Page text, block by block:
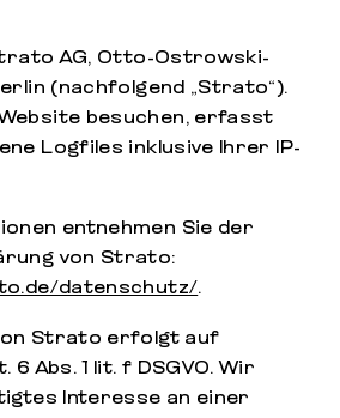
AG, Otto-Ostrowski-
(nachfolgend „Strato“).
besuchen, erfasst
Logfiles inklusive Ihrer IP-
entnehmen Sie der
von Strato:
datenschutz/.
Strato erfolgt auf
6 Abs. 1 lit. f DSGVO. Wir
Interesse an einer